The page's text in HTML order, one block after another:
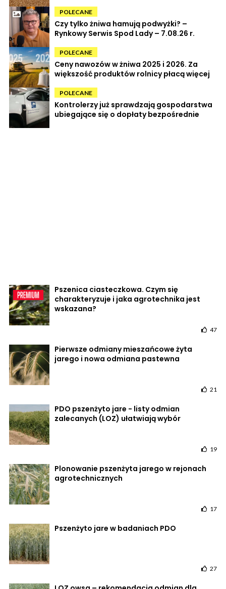
POLECANE
Czy tylko żniwa hamują podwyżki? –
Rynkowy Serwis Spod Lady – 7.08.26 r.
POLECANE
Ceny nawozów w żniwa 2025 i 2026. Za
większość produktów rolnicy płacą więcej
POLECANE
Kontrolerzy już sprawdzają gospodarstwa
ubiegające się o dopłaty bezpośrednie
Pszenica ciasteczkowa. Czym się
charakteryzuje i jaka agrotechnika jest
wskazana?
47
Pierwsze odmiany mieszańcowe żyta
jarego i nowa odmiana pastewna
21
PDO pszenżyto jare - listy odmian
zalecanych (LOZ) ułatwiają wybór
19
Plonowanie pszenżyta jarego w rejonach
agrotechnicznych
17
Pszenżyto jare w badaniach PDO
27